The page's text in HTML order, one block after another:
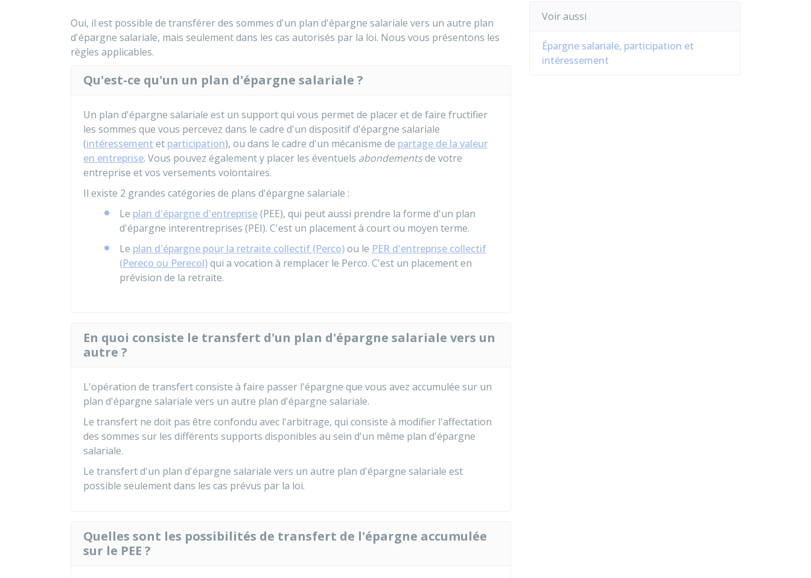
Oui, il est possible de transférer des sommes d'un plan d'épargne salariale vers un autre plan
d'épargne salariale, mais seulement dans les cas autorisés par la loi. Nous vous présentons les
règles applicables.
Qu'est-ce qu'un un plan d'épargne salariale ?
Un plan d'épargne salariale est un support qui vous permet de placer et de faire fructifier
les sommes que vous percevez dans le cadre d'un dispositif d'épargne salariale
(intéressement et participation), ou dans le cadre d'un mécanisme de partage de la valeur
en entreprise. Vous pouvez également y placer les éventuels abondementsde votre
entreprise et vos versements volontaires.
Il existe 2 grandes catégories de plans d'épargne salariale :
Le plan d'épargne d'entreprise(PEE), qui peut aussi prendre la forme d'un plan
d'épargne interentreprises (PEI). C'est un placement à court ou moyen terme.
Le plan d'épargne pour la retraite collectif (Perco)ou le PER d'entreprise collectif
(Pereco ou Perecol)qui a vocation à remplacer le Perco. C'est un placement en
prévision de la retraite.
En quoi consiste le transfert d'un plan d'épargne salariale vers un
autre ?
L'opération de transfert consiste à faire passer l'épargne que vous avez accumulée sur un
plan d'épargne salariale vers un autre plan d'épargne salariale.
Le transfert ne doit pas être confondu avec l'arbitrage, qui consiste à modifier l'affectation
des sommes sur les différents supports disponibles au sein d'un même plan d'épargne
salariale.
Le transfert d'un plan d'épargne salariale vers un autre plan d'épargne salariale est
possible seulement dans les cas prévus par la loi.
Quelles sont les possibilités de transfert de l'épargne accumulée
sur le PEE ?
Voir aussi
Épargne salariale, participation et
intéressement